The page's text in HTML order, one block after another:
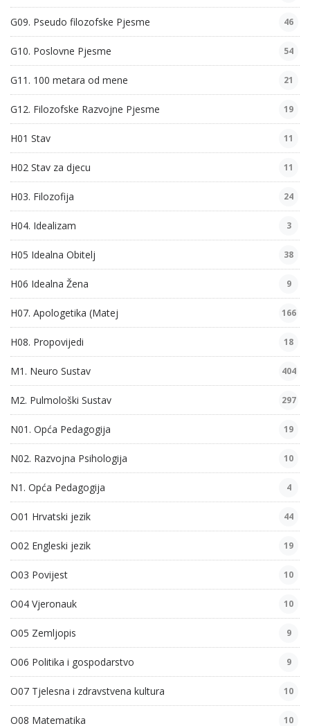
G09. Pseudo filozofske Pjesme 46
G10. Poslovne Pjesme 54
G11. 100 metara od mene 21
G12. Filozofske Razvojne Pjesme 19
H01 Stav 11
H02 Stav za djecu 11
H03. Filozofija 24
H04. Idealizam 3
H05 Idealna Obitelj 38
H06 Idealna Žena 9
H07. Apologetika (Matej 166
H08. Propovijedi 18
M1. Neuro Sustav 404
M2. Pulmološki Sustav 297
N01. Opća Pedagogija 19
N02. Razvojna Psihologija 10
N1. Opća Pedagogija 4
O01 Hrvatski jezik 44
O02 Engleski jezik 19
O03 Povijest 10
O04 Vjeronauk 10
O05 Zemljopis 9
O06 Politika i gospodarstvo 9
O07 Tjelesna i zdravstvena kultura 10
O08 Matematika 10